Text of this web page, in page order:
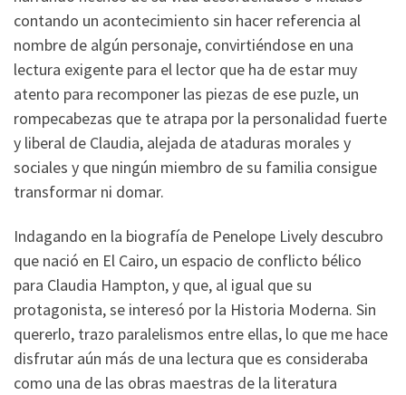
contando un acontecimiento sin hacer referencia al
nombre de algún personaje, convirtiéndose en una
lectura exigente para el lector que ha de estar muy
atento para recomponer las piezas de ese puzle, un
rompecabezas que te atrapa por la personalidad fuerte
y liberal de Claudia, alejada de ataduras morales y
sociales y que ningún miembro de su familia consigue
transformar ni domar.
Indagando en la biografía de Penelope Lively descubro
que nació en El Cairo, un espacio de conflicto bélico
para Claudia Hampton, y que, al igual que su
protagonista, se interesó por la Historia Moderna. Sin
quererlo, trazo paralelismos entre ellas, lo que me hace
disfrutar aún más de una lectura que es consideraba
como una de las obras maestras de la literatura